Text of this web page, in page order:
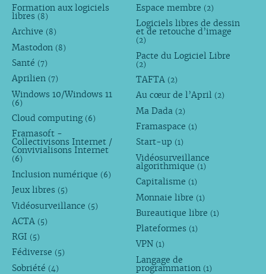
Formation aux logiciels
libres (8)
Archive (8)
Mastodon (8)
Santé (7)
Aprilien (7)
Windows 10/Windows 11
(6)
Cloud computing (6)
Framasoft -
Collectivisons Internet /
Convivialisons Internet
(6)
Inclusion numérique (6)
Jeux libres (5)
Vidéosurveillance (5)
ACTA (5)
RGI (5)
Fédiverse (5)
Sobriété (4)
Espace membre (2)
Logiciels libres de dessin
et de retouche d’image
(2)
Pacte du Logiciel Libre
(2)
TAFTA (2)
Au cœur de l’April (2)
Ma Dada (2)
Framaspace (1)
Start-up (1)
Vidéosurveillance
algorithmique (1)
Capitalisme (1)
Monnaie libre (1)
Bureautique libre (1)
Plateformes (1)
VPN (1)
Langage de
programmation (1)